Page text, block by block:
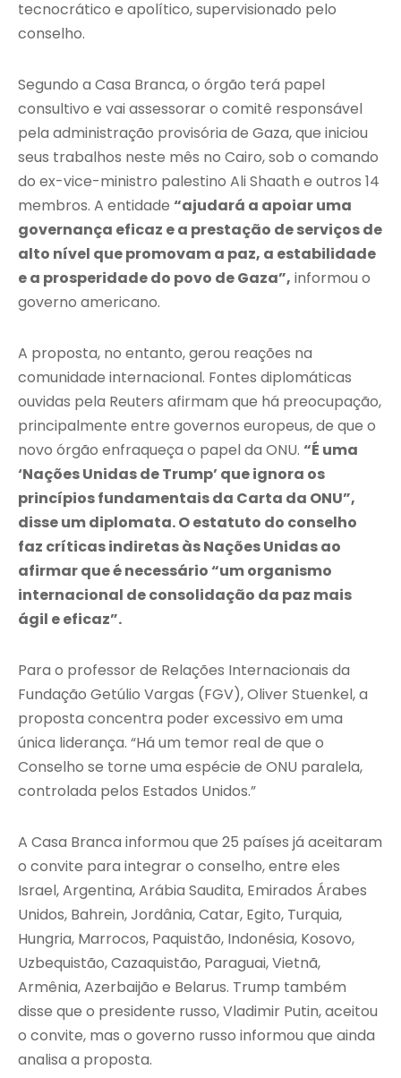
tecnocrático e apolítico, supervisionado pelo
conselho.
Segundo a Casa Branca, o órgão terá papel
consultivo e vai assessorar o comitê responsável
pela administração provisória de Gaza, que iniciou
seus trabalhos neste mês no Cairo, sob o comando
do ex-vice-ministro palestino Ali Shaath e outros 14
membros. A entidade “ajudará a apoiar uma
governança eficaz e a prestação de serviços de
alto nível que promovam a paz, a estabilidade
e a prosperidade do povo de Gaza”, informou o
governo americano.
A proposta, no entanto, gerou reações na
comunidade internacional. Fontes diplomáticas
ouvidas pela Reuters afirmam que há preocupação,
principalmente entre governos europeus, de que o
novo órgão enfraqueça o papel da ONU. “É uma
‘Nações Unidas de Trump’ que ignora os
princípios fundamentais da Carta da ONU”,
disse um diplomata. O estatuto do conselho
faz críticas indiretas às Nações Unidas ao
afirmar que é necessário “um organismo
internacional de consolidação da paz mais
ágil e eficaz”.
Para o professor de Relações Internacionais da
Fundação Getúlio Vargas (FGV), Oliver Stuenkel, a
proposta concentra poder excessivo em uma
única liderança. “Há um temor real de que o
Conselho se torne uma espécie de ONU paralela,
controlada pelos Estados Unidos.”
A Casa Branca informou que 25 países já aceitaram
o convite para integrar o conselho, entre eles
Israel, Argentina, Arábia Saudita, Emirados Árabes
Unidos, Bahrein, Jordânia, Catar, Egito, Turquia,
Hungria, Marrocos, Paquistão, Indonésia, Kosovo,
Uzbequistão, Cazaquistão, Paraguai, Vietnã,
Armênia, Azerbaijão e Belarus. Trump também
disse que o presidente russo, Vladimir Putin, aceitou
o convite, mas o governo russo informou que ainda
analisa a proposta.